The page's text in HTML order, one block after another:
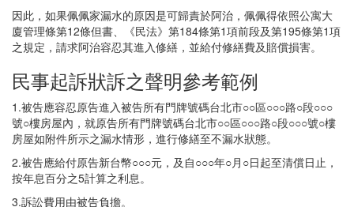
因此，如果佩佩家漏水的原因是可歸責於阿治，佩佩得依照公寓大
廈管理條第12條但書、《民法》第184條第1項前段及第195條第1項
之規定，請求阿治容忍其進入修繕，並給付修繕費及賠償損害。
民事起訴狀訴之聲明參考範例
1.被告應容忍原告進入被告所有門牌號碼台北市○○區○○○路○段○○○
號○樓房屋內，就原告所有門牌號碼台北市○○區○○○路○段○○○號○樓
房屋如附件所示之漏水情形，進行修繕至不漏水狀態。
2.被告應給付原告新台幣○○○元，及自○○○年○月○日起至清償日止，
按年息百分之5計算之利息。
3.訴訟費用由被告負擔。